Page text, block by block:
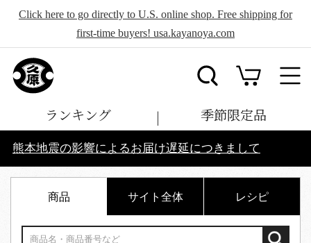
Click here to go directly to U.S. online shop. Free shipping for
first-time buyers! usa.kayanoya.com
ランキング 季節限定品
熊本地震の影響によるお届け遅延につきまして
商品 サイト全体 レシピ